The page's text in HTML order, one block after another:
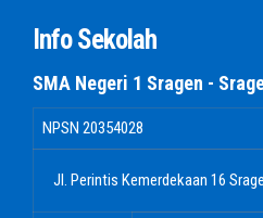
Info Sekolah
SMA Negeri 1 Sragen -
NPSN 20354028
Jl. Perintis Kemerdekaan 16